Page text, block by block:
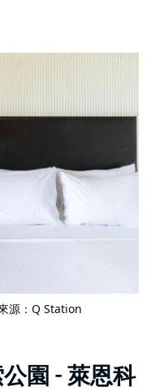
源：Q Station
園 - 萊恩科